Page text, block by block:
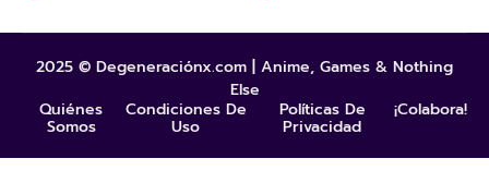
2025 © Degeneraciónx.com | Anime, Games & Nothing
Else
Quiénes
Somos
Condiciones De
Uso
Políticas De
Privacidad
¡Colabora!